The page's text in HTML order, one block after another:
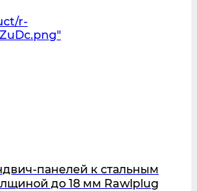
r-
панелей к стальным
до 18 мм Rawlplug